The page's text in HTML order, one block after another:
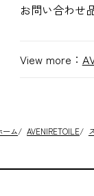
お問い合わせ
View more：
ーム/ AVENIRETOILE/